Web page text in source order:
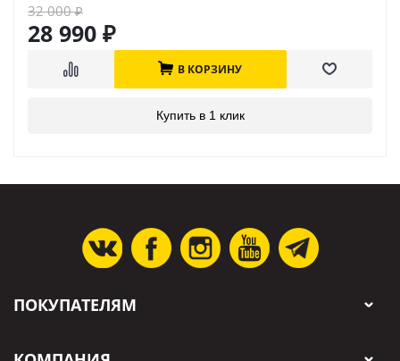
32 000₽
28 990 ₽
В КОРЗИНУ
Купить в 1 клик
ПОКУПАТЕЛЯМ